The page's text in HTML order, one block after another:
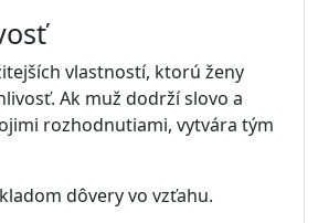
vlastností, ktorú ženy
Ak muž dodrží slovo a
rozhodnutiami, vytvára tým
dôvery vo vzťahu.